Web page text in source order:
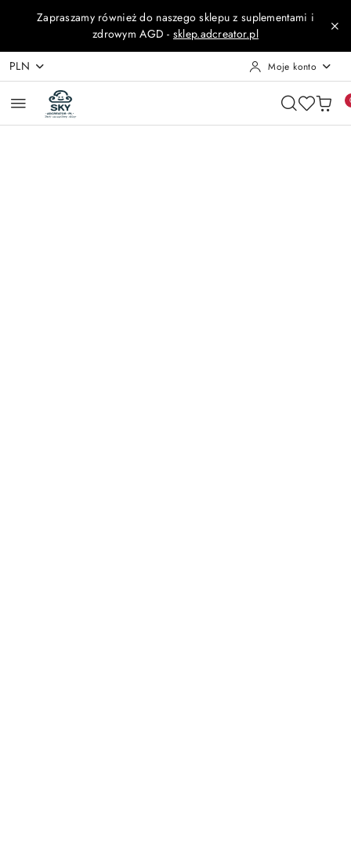
Przejdź do treści głównej
Przejdź do wyszukiwarki
Przejdź do moje konto
Przejdź do menu głównego
Przejdź do opisu produktu
Przejdź do stopki
Zapraszamy również do naszego sklepu z suplementami i
zdrowym AGD - sklep.adcreator.pl
PLN Moje konto